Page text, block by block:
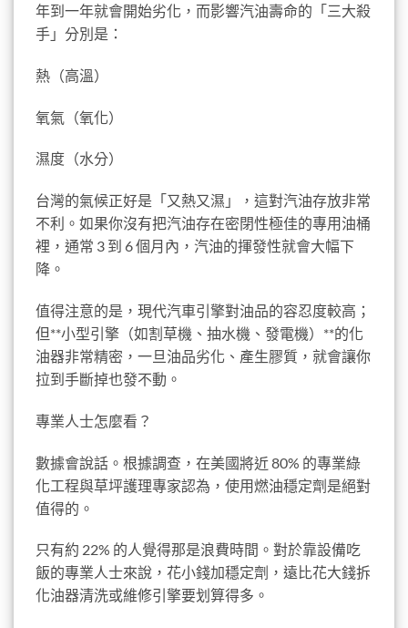
年到一年就會開始劣化，而影響汽油壽命的「三大殺
手」分別是：
熱（高溫）
氧氣（氧化）
濕度（水分）
台灣的氣候正好是「又熱又濕」，這對汽油存放非常
不利。如果你沒有把汽油存在密閉性極佳的專用油桶
裡，通常 3 到 6 個月內，汽油的揮發性就會大幅下
降。
值得注意的是，現代汽車引擎對油品的容忍度較高；
但**小型引擎（如割草機、抽水機、發電機）**的化
油器非常精密，一旦油品劣化、產生膠質，就會讓你
拉到手斷掉也發不動。
專業人士怎麼看？
數據會說話。根據調查，在美國將近 80% 的專業綠
化工程與草坪護理專家認為，使用燃油穩定劑是絕對
值得的。
只有約 22% 的人覺得那是浪費時間。對於靠設備吃
飯的專業人士來說，花小錢加穩定劑，遠比花大錢拆
化油器清洗或維修引擎要划算得多。